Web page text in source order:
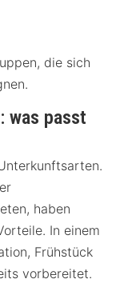
die sich
was passt
haben
In einem
Frühstück
vorbereitet.